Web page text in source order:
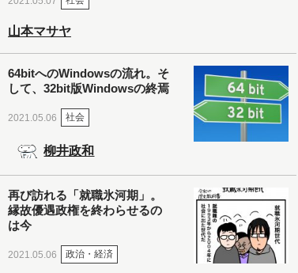
山本マサヤ
64bitへのWindowsの流れ。そ
して、32bit版Windowsの終焉
2021.05.06 社会
柳井政和
再び訪れる「就職氷河期」。
縁故優遇政権を終わらせるの
は今
2021.05.06 政治・経済